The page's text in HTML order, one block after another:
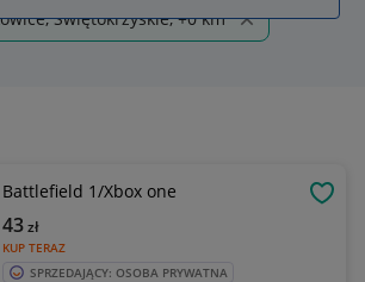
Świętokrzyskie, +0 km
Battlefield 1/Xbox one
KUP TERAZ
43zł
SPRZEDAJĄCY: OSOBA PRYWATNA